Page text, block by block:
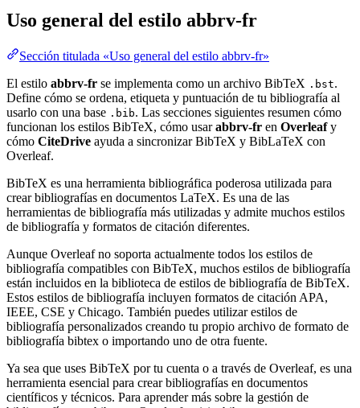
Uso general del estilo abbrv-fr
Sección titulada «Uso general del estilo abbrv-fr»
El estilo abbrv-fr se implementa como un archivo BibTeX .bst.
Define cómo se ordena, etiqueta y puntuación de tu bibliografía al
usarlo con una base .bib. Las secciones siguientes resumen cómo
funcionan los estilos BibTeX, cómo usarabbrv-fr en Overleafy
cómo CiteDrive ayuda a sincronizar BibTeX y BibLaTeX con
Overleaf.
BibTeX es una herramienta bibliográfica poderosa utilizada para
crear bibliografías en documentos LaTeX. Es una de las
herramientas de bibliografía más utilizadas y admite muchos estilos
de bibliografía y formatos de citación diferentes.
Aunque Overleaf no soporta actualmente todos los estilos de
bibliografía compatibles con BibTeX, muchos estilos de bibliografía
están incluidos en la biblioteca de estilos de bibliografía de BibTeX.
Estos estilos de bibliografía incluyen formatos de citación APA,
IEEE, CSE y Chicago. También puedes utilizar estilos de
bibliografía personalizados creando tu propio archivo de formato de
bibliografía bibtex o importando uno de otra fuente.
Ya sea que uses BibTeX por tu cuenta o a través de Overleaf, es una
herramienta esencial para crear bibliografías en documentos
científicos y técnicos. Para aprender más sobre la gestión de